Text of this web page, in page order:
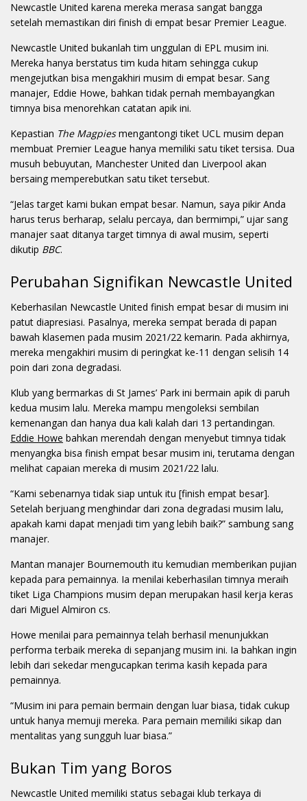
Newcastle United karena mereka merasa sangat bangga
setelah memastikan diri finish di empat besar Premier League.
Newcastle United bukanlah tim unggulan di EPL musim ini.
Mereka hanya berstatus tim kuda hitam sehingga cukup
mengejutkan bisa mengakhiri musim di empat besar. Sang
manajer, Eddie Howe, bahkan tidak pernah membayangkan
timnya bisa menorehkan catatan apik ini.
Kepastian The Magpiesmengantongi tiket UCL musim depan
membuat Premier League hanya memiliki satu tiket tersisa. Dua
musuh bebuyutan, Manchester United dan Liverpool akan
bersaing memperebutkan satu tiket tersebut.
“Jelas target kami bukan empat besar. Namun, saya pikir Anda
harus terus berharap, selalu percaya, dan bermimpi,” ujar sang
manajer saat ditanya target timnya di awal musim, seperti
dikutip BBC.
Perubahan Signifikan Newcastle United
Keberhasilan Newcastle United finish empat besar di musim ini
patut diapresiasi. Pasalnya, mereka sempat berada di papan
bawah klasemen pada musim 2021/22 kemarin. Pada akhirnya,
mereka mengakhiri musim di peringkat ke-11 dengan selisih 14
poin dari zona degradasi.
Klub yang bermarkas di St James’ Park ini bermain apik di paruh
kedua musim lalu. Mereka mampu mengoleksi sembilan
kemenangan dan hanya dua kali kalah dari 13 pertandingan.
Eddie Howe bahkan merendah dengan menyebut timnya tidak
menyangka bisa finish empat besar musim ini, terutama dengan
melihat capaian mereka di musim 2021/22 lalu.
“Kami sebenarnya tidak siap untuk itu [finish empat besar].
Setelah berjuang menghindar dari zona degradasi musim lalu,
apakah kami dapat menjadi tim yang lebih baik?” sambung sang
manajer.
Mantan manajer Bournemouth itu kemudian memberikan pujian
kepada para pemainnya. Ia menilai keberhasilan timnya meraih
tiket Liga Champions musim depan merupakan hasil kerja keras
dari Miguel Almiron cs.
Howe menilai para pemainnya telah berhasil menunjukkan
performa terbaik mereka di sepanjang musim ini. Ia bahkan ingin
lebih dari sekedar mengucapkan terima kasih kepada para
pemainnya.
“Musim ini para pemain bermain dengan luar biasa, tidak cukup
untuk hanya memuji mereka. Para pemain memiliki sikap dan
mentalitas yang sungguh luar biasa.”
Bukan Tim yang Boros
Newcastle United memiliki status sebagai klub terkaya di